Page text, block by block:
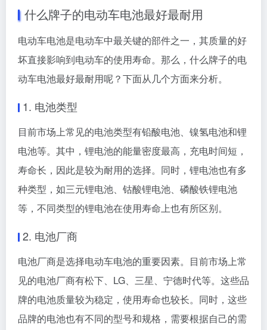
什么牌子的电动车电池最好最耐用
电动车电池是电动车中最关键的部件之一，其质量的好
坏直接影响到电动车的使用寿命。那么，什么牌子的电
动车电池最好最耐用呢？下面从几个方面来分析。
1. 电池类型
目前市场上常见的电池类型有铅酸电池、镍氢电池和锂
电池等。其中，锂电池的能量密度最高，充电时间短，
寿命长，因此是较为耐用的选择。同时，锂电池也有多
种类型，如三元锂电池、钴酸锂电池、磷酸铁锂电池
等，不同类型的锂电池在使用寿命上也有所区别。
2. 电池厂商
电池厂商是选择电动车电池的重要因素。目前市场上常
见的电池厂商有松下、LG、三星、宁德时代等。这些品
牌的电池质量较为稳定，使用寿命也较长。同时，这些
品牌的电池也有不同的型号和规格，需要根据自己的需